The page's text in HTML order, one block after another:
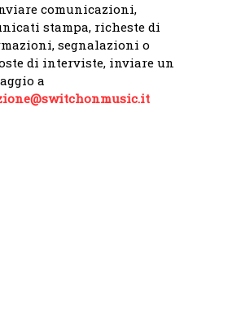
comunicazioni,
stampa, richeste di
segnalazioni o
di interviste, inviare un
a